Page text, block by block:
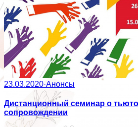
23.03.2020·Анонсы
Дистанционный семинар о
сопровождении